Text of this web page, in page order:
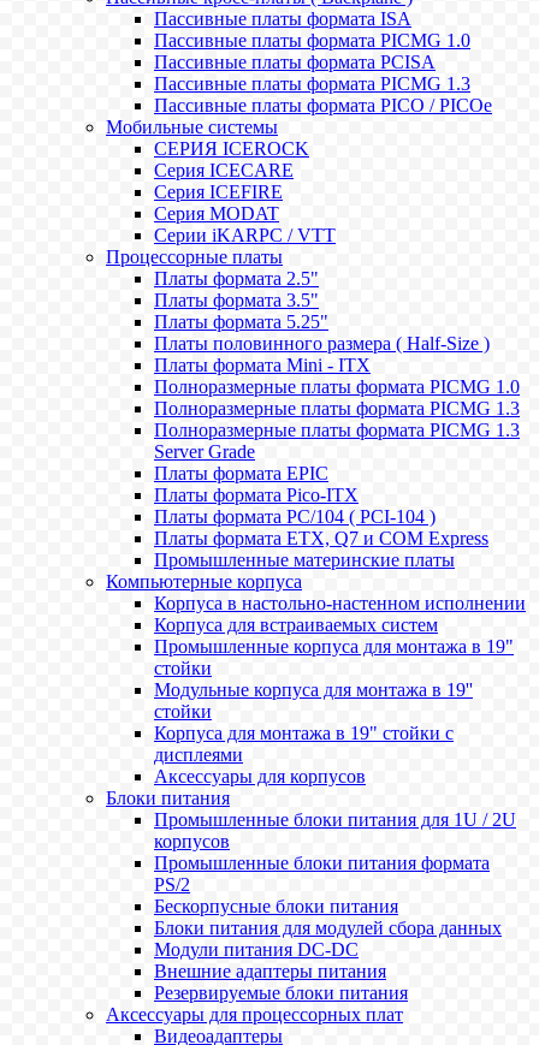
Пассивные платы формата ISA
Пассивные платы формата PICMG 1.0
Пассивные платы формата PCISA
Пассивные платы формата PICMG 1.3
Пассивные платы формата PICO / PICOe
Мобильные системы
СЕРИЯ ICEROCK
Серия ICECARE
Серия ICEFIRE
Серия MODAT
Серии iKARPC / VTT
Процессорные платы
Платы формата 2.5"
Платы формата 3.5"
Платы формата 5.25"
Платы половинного размера ( Half-Size )
Платы формата Mini - ITX
Полноразмерные платы формата PICMG 1.0
Полноразмерные платы формата PICMG 1.3
Полноразмерные платы формата PICMG 1.3
Server Grade
Платы формата EPIC
Платы формата Pico-ITX
Платы формата PC/104 ( PCI-104 )
Платы формата ETX, Q7 и COM Express
Промышленные материнские платы
Компьютерные корпуса
Корпуса в настольно-настенном исполнении
Корпуса для встраиваемых систем
Промышленные корпуса для монтажа в 19"
стойки
Модульные корпуса для монтажа в 19''
стойки
Корпуса для монтажа в 19" стойки с
дисплеями
Аксессуары для корпусов
Блоки питания
Промышленные блоки питания для 1U / 2U
корпусов
Промышленные блоки питания формата
PS/2
Бескорпусные блоки питания
Блоки питания для модулей сбора данных
Модули питания DC-DC
Внешние адаптеры питания
Резервируемые блоки питания
Аксессуары для процессорных плат
Видеоадаптеры